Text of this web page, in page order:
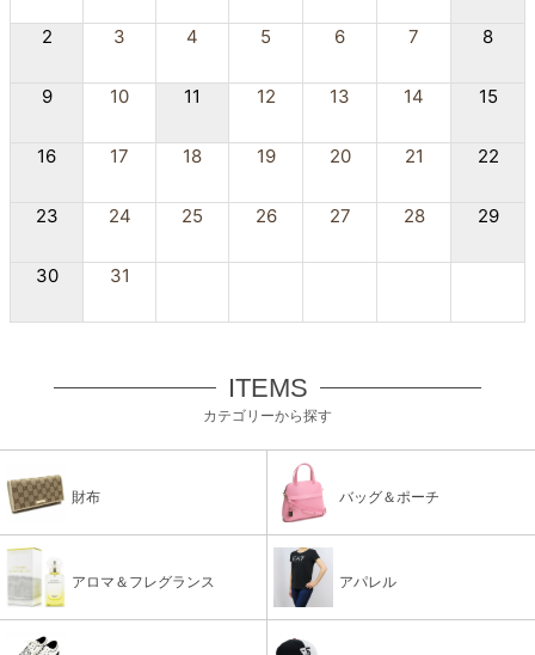
2 3 4 5 6 7 8
9 10 11 12 13 14 15
16 17 18 19 20 21 22
23 24 25 26 27 28 29
30 31
ITEMS
カテゴリーから探す
財布 バッグ＆ポーチ
アロマ＆フレグランス アパレル